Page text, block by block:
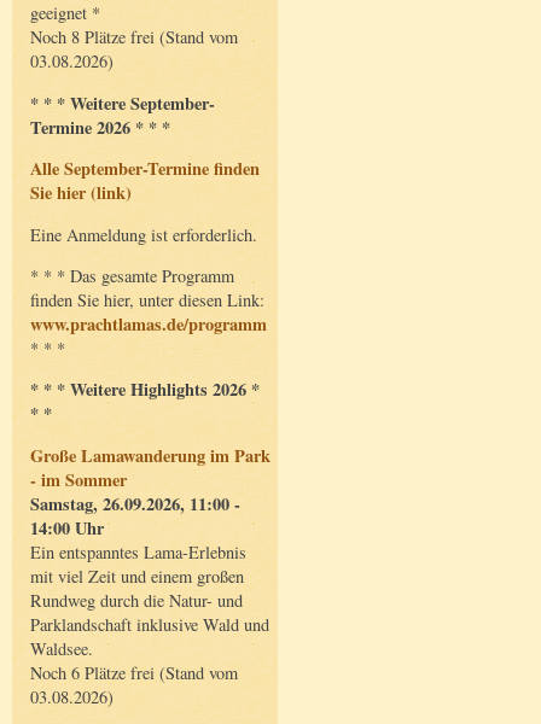
geeignet *
Noch 8 Plätze frei (Stand vom
03.08.2026)
* * * Weitere September-
Termine 2026 * * *
Alle September-Termine finden
Sie hier (link)
Eine Anmeldung ist erforderlich.
* * * Das gesamte Programm
finden Sie hier, unter diesen Link:
www.prachtlamas.de/programm
* * *
* * * Weitere Highlights 2026 *
* *
Große Lamawanderung im Park
- im Sommer
Samstag, 26.09.2026, 11:00 -
14:00 Uhr
Ein entspanntes Lama-Erlebnis
mit viel Zeit und einem großen
Rundweg durch die Natur- und
Parklandschaft inklusive Wald und
Waldsee.
Noch 6 Plätze frei (Stand vom
03.08.2026)